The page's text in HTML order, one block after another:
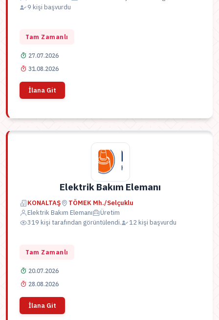
9 kişi başvurdu
Tam Zamanlı
27.07.2026
31.08.2026
İlana Git
Elektrik Bakım Elemanı
KONALTAŞ
TÖMEK Mh./Selçuklu
Elektrik Bakım Elemanı
Üretim
319 kişi tarafından görüntülendi.
12 kişi başvurdu
Tam Zamanlı
20.07.2026
28.08.2026
İlana Git